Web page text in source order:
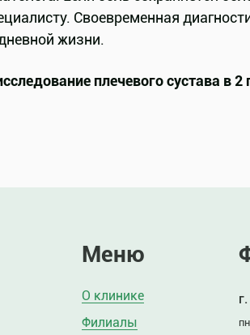
Своевременная
жизни.
плечевого сустава в
Меню
О клинике
Филиалы